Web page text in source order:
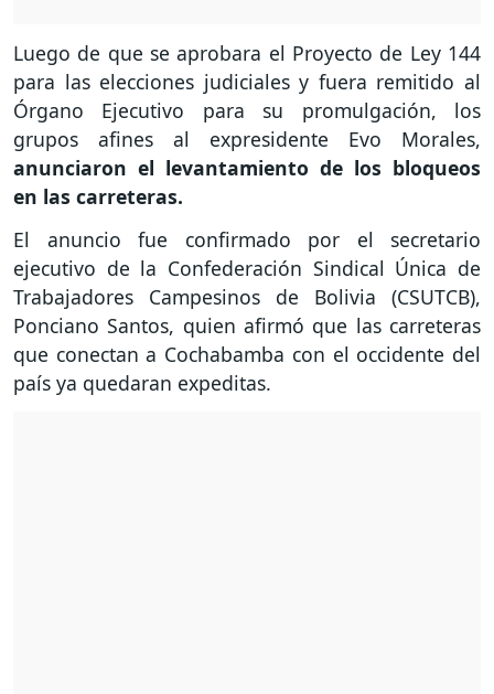
Luego de que se aprobara el Proyecto de Ley 144
para las elecciones judiciales y fuera remitido al
Órgano Ejecutivo para su promulgación, los
grupos afines al expresidente Evo Morales,
anunciaron el levantamiento de los bloqueos
en las carreteras.
El anuncio fue confirmado por el secretario
ejecutivo de la Confederación Sindical Única de
Trabajadores Campesinos de Bolivia (CSUTCB),
Ponciano Santos, quien afirmó que las carreteras
que conectan a Cochabamba con el occidente del
país ya quedaran expeditas.